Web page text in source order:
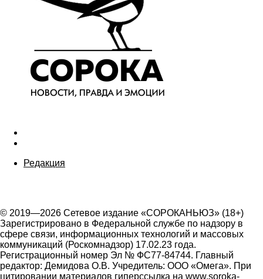
Редакция
© 2019—2026 Сетевое издание «СОРОКАНЬЮЗ» (18+)
Зарегистрировано в Федеральной службе по надзору в
сфере связи, информационных технологий и массовых
коммуникаций (Роскомнадзор) 17.02.23 года.
Регистрационный номер Эл № ФС77-84744. Главный
редактор: Демидова О.В. Учредитель: ООО «Омега». При
цитировании материалов гиперссылка на www.soroka-